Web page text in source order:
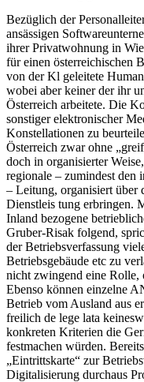
Bezüglich der
ansässigen
ihrer Privatwohnung in
für einen österreichischen
von der Kl geleitete
wobei aber keiner der ihr
Österreich arbeitete. Die
sonstiger elektronischer
Konstellationen zu
Österreich zwar ohne
doch in organisierter
regionale – zumindest den
– Leitung, organisiert über
Dienstleis tung erbringen.
Inland bezogene
Gruber-Risak folgend,
der Betriebsverfassung
Betriebsgebäude etc zu
nicht zwingend eine Rolle,
Ebenso können einzelne
Betrieb vom Ausland aus
freilich de lege lata
konkreten Kriterien die
festmachen würden.
„Eintrittskarte“ zur
Digitalisierung durchaus